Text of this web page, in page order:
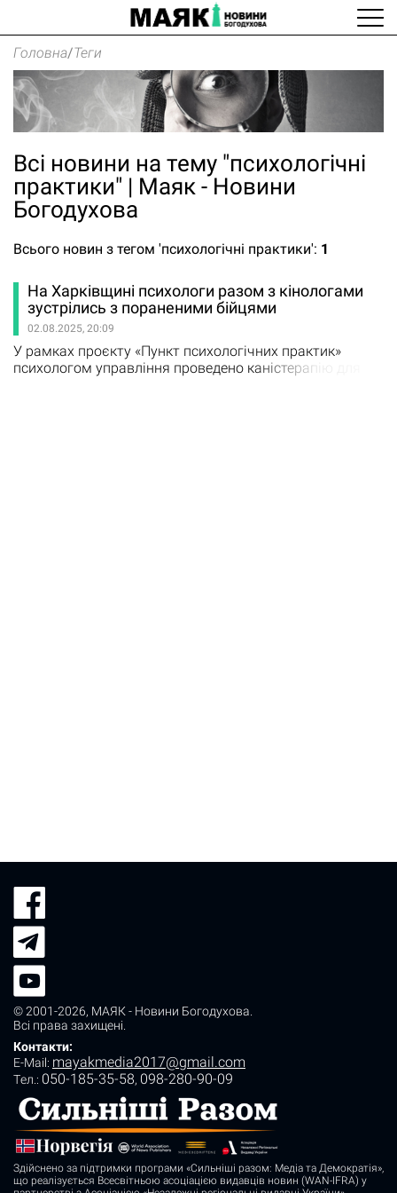
Головна/Теги
Всі новини на тему "психологічні
практики" | Маяк - Новини
Богодухова
Всього новин з тегом 'психологічні практики': 1
На Харківщині психологи разом з кінологами
зустрілись з пораненими бійцями
02.08.2025, 20:09
У рамках проєкту «Пункт психологічних практик»
психологом управління проведено каністерапію для
© 2001-2026, МАЯК - Новини Богодухова
Всі права захищені.
Контакти:
E-Mail: mayakmedia2017@gmail.com
Tел.: 050-185-35-58, 098-280-90-09
Здійснено за підтримки програми «Сильніші разом: Медіа та Демократія»,
що реалізується Всесвітньою асоціацією видавців новин (WAN-IFRA) у